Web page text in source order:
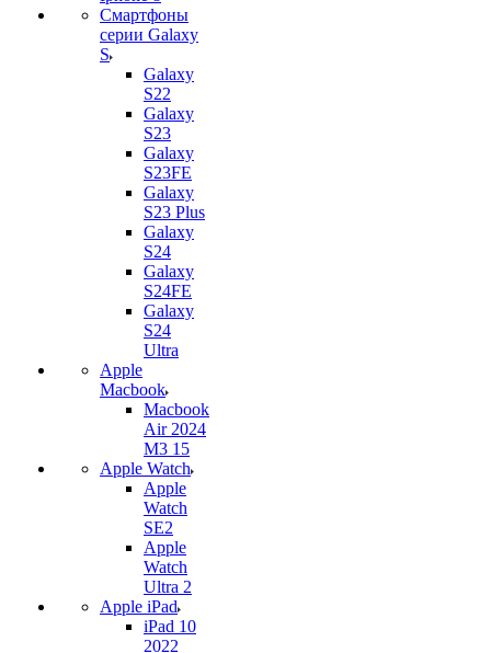
Смартфоны
серии Galaxy
S
Galaxy
S22
Galaxy
S23
Galaxy
S23FE
Galaxy
S23 Plus
Galaxy
S24
Galaxy
S24FE
Galaxy
S24
Ultra
Apple
Macbook
Macbook
Air 2024
M3 15
Apple Watch
Apple
Watch
SE2
Apple
Watch
Ultra 2
Apple iPad
iPad 10
2022